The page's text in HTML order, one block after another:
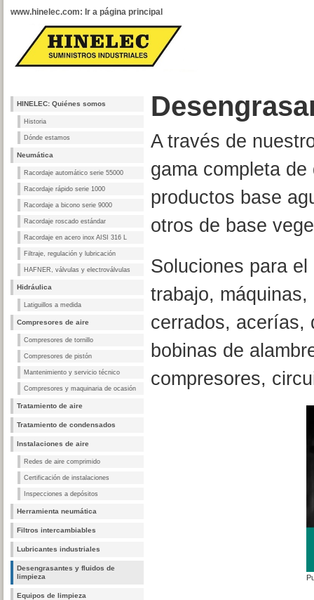
www.hinelec.com: Ir a página principal
HINELEC: Quiénes somos
Historia
Dónde estamos
Neumática
Racordaje automático serie 55000
Racordaje rápido serie 1000
Racordaje a bicono serie 9000
Racordaje roscado estándar
Racordaje en acero inox AISI 316 L
Filtraje, regulación y lubricación
HAFNER, válvulas y electroválvulas
Hidráulica
Latiguillos a medida
Compresores de aire
Compresores de tornillo
Compresores de pistón
Mantenimiento y servicio técnico
Compresores y maquinaria de ocasión
Tratamiento de aire
Tratamiento de condensados
Instalaciones de aire
Redes de aire comprimido
Certificación de instalaciones
Inspecciones a depósitos
Herramienta neumática
Filtros intercambiables
Lubricantes industriales
Desengrasantes y fluidos de
limpieza
Equipos de limpieza
A través de
gama completa
productos base
otros de base
Soluciones para
trabajo,
cerrados, acerías,
bobinas de
compresores,